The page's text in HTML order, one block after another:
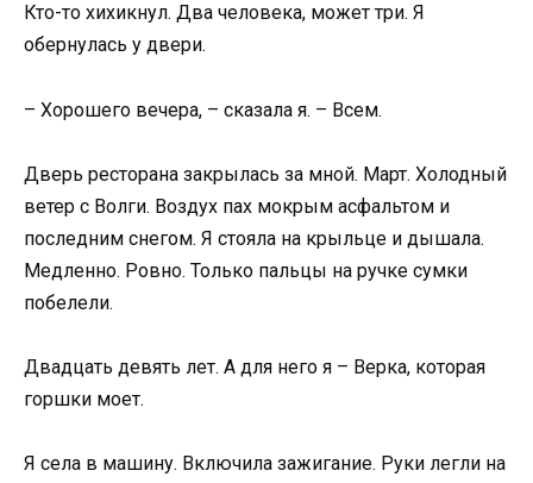
Кто-то хихикнул. Два человека, может три. Я
обернулась у двери.
– Хорошего вечера, – сказала я. – Всем.
Дверь ресторана закрылась за мной. Март. Холодный
ветер с Волги. Воздух пах мокрым асфальтом и
последним снегом. Я стояла на крыльце и дышала.
Медленно. Ровно. Только пальцы на ручке сумки
побелели.
Двадцать девять лет. А для него я – Верка, которая
горшки моет.
Я села в машину. Включила зажигание. Руки легли на